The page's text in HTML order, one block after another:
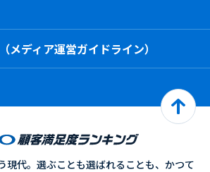
メディア運営ガイドライン）
現代。選ぶことも選ばれることも、かつて